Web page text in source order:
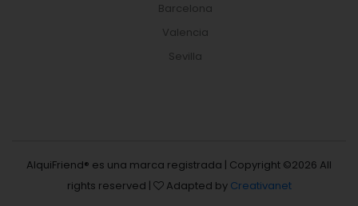
Barcelona
Valencia
Sevilla
AlquiFriend® es una marca registrada | Copyright ©2026 All
rights reserved |
Adapted by Creativanet